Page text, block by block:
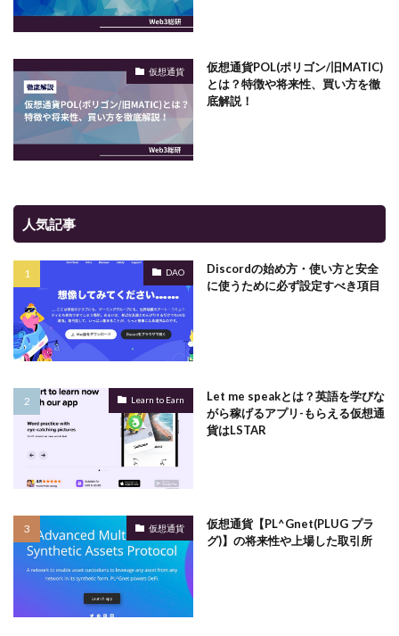
仮想通貨
仮想通貨POL(ポリゴン/旧MATIC)
とは？特徴や将来性、買い方を徹
底解説！
人気記事
DAO
Discordの始め方・使い方と安全
に使うために必ず設定すべき項目
Learn to Earn
Let me speakとは？英語を学びな
がら稼げるアプリ-もらえる仮想通
貨はLSTAR
仮想通貨
仮想通貨【PL^Gnet(PLUG プラ
グ)】の将来性や上場した取引所